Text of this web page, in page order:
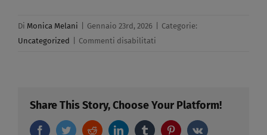
Di Monica Melani Gennaio 23rd, 2026
Categorie:
Uncategorized
Commenti disabilitati
FERIE
IL
Share This Story, Choose Your Platform!
FacebookTwitterRedditLinkedInTumblr Pinterest
Vk